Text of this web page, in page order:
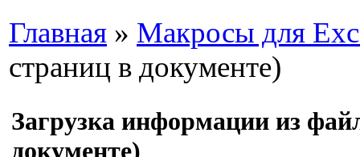
Главная » Макросы для
страниц в документе)
Загрузка информации из
документе)